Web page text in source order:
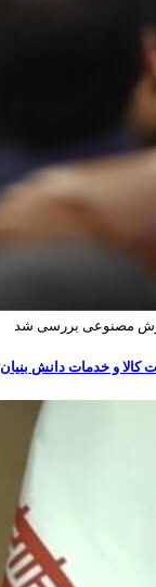
مصنوعی بررسی شد
و خدمات دانش بنیان